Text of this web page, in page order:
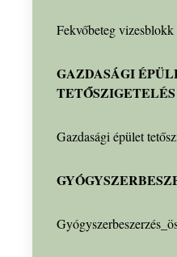
Fekvőbeteg vizesblokk
GAZDASÁGI
TETŐSZIGETELÉS
Gazdasági épület